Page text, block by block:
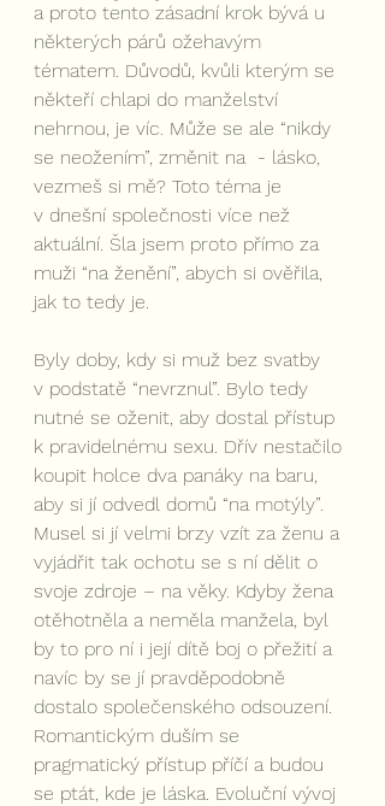
a proto tento zásadní krok bývá u
některých párů ožehavým
tématem. Důvodů, kvůli kterým se
někteří chlapi do manželství
nehrnou, je víc. Může se ale “nikdy
se neožením”, změnit na  - lásko,
vezmeš si mě? Toto téma je
v dnešní společnosti více než
aktuální. Šla jsem proto přímo za
muži “na ženění”, abych si ověřila,
jak to tedy je.
Byly doby, kdy si muž bez svatby
v podstatě “nevrznul”. Bylo tedy
nutné se oženit, aby dostal přístup
k pravidelnému sexu. Dřív nestačilo
koupit holce dva panáky na baru,
aby si jí odvedl domů “na motýly”.
Musel si jí velmi brzy vzít za ženu a
vyjádřit tak ochotu se s ní dělit o
svoje zdroje – na věky. Kdyby žena
otěhotněla a neměla manžela, byl
by to pro ní i její dítě boj o přežití a
navíc by se jí pravděpodobně
dostalo společenského odsouzení.
Romantickým duším se
pragmatický přístup příčí a budou
se ptát, kde je láska. Evoluční vývoj